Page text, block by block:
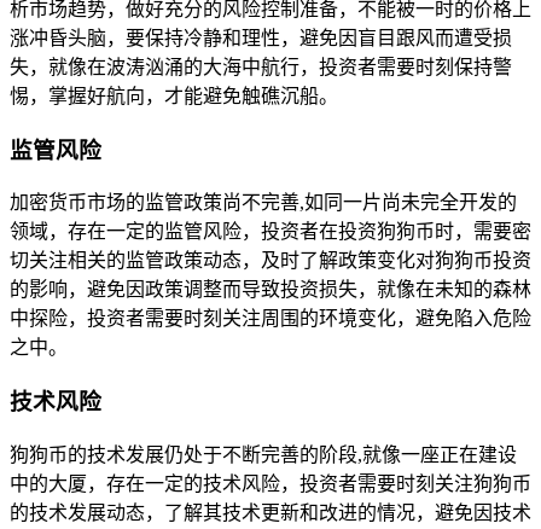
析市场趋势，做好充分的风险控制准备，不能被一时的价格上
涨冲昏头脑，要保持冷静和理性，避免因盲目跟风而遭受损
失，就像在波涛汹涌的大海中航行，投资者需要时刻保持警
惕，掌握好航向，才能避免触礁沉船。
监管风险
加密货币市场的监管政策尚不完善,如同一片尚未完全开发的
领域，存在一定的监管风险，投资者在投资狗狗币时，需要密
切关注相关的监管政策动态，及时了解政策变化对狗狗币投资
的影响，避免因政策调整而导致投资损失，就像在未知的森林
中探险，投资者需要时刻关注周围的环境变化，避免陷入危险
之中。
技术风险
狗狗币的技术发展仍处于不断完善的阶段,就像一座正在建设
中的大厦，存在一定的技术风险，投资者需要时刻关注狗狗币
的技术发展动态，了解其技术更新和改进的情况，避免因技术